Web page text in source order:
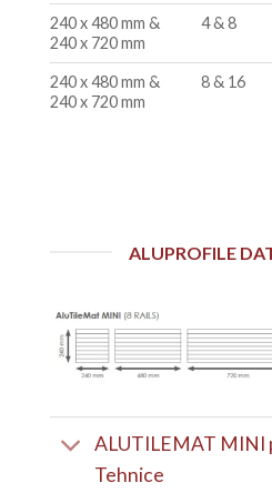
240 x 480 mm &
240 x 720 mm
4 & 8
240 x 480 mm &
240 x 720 mm
8 & 16
ALUPROFILE
ALUTILEMAT MINI
Tehnice